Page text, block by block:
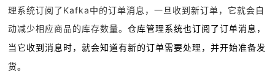
理系统订阅了Kafka中的订单消息，一旦收到新订单，它就会自
动减少相应商品的库存数量。 仓库管理系统也订阅了订单消息，
当它收到消息时，就会知道有新的订单需要处理，并开始准备发
货。